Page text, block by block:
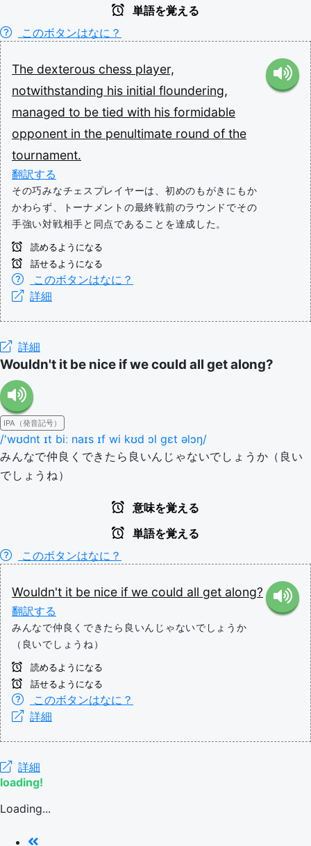
単語を覚える
このボタンはなに？
The dexterous chess player,
notwithstanding his initial floundering,
managed to be tied with his formidable
opponent in the penultimate round of the
tournament.
翻訳する
その巧みなチェスプレイヤーは、初めのもがきにもか
かわらず、トーナメントの最終戦前のラウンドでその
手強い対戦相手と同点であることを達成した。
読めるようになる
話せるようになる
このボタンはなに？
詳細
詳細
Wouldn't it be nice if we could all get along?
IPA（発音記号）
/'wʊdnt ɪt biː naɪs ɪf wi kʊd ɔl ɡɛt əlɔŋ/
みんなで仲良くできたら良いんじゃないでしょうか（良い
でしょうね）
意味を覚える
単語を覚える
このボタンはなに？
Wouldn't it be nice if we could all get along?
翻訳する
みんなで仲良くできたら良いんじゃないでしょうか
（良いでしょうね）
読めるようになる
話せるようになる
このボタンはなに？
詳細
詳細
loading!
Loading...